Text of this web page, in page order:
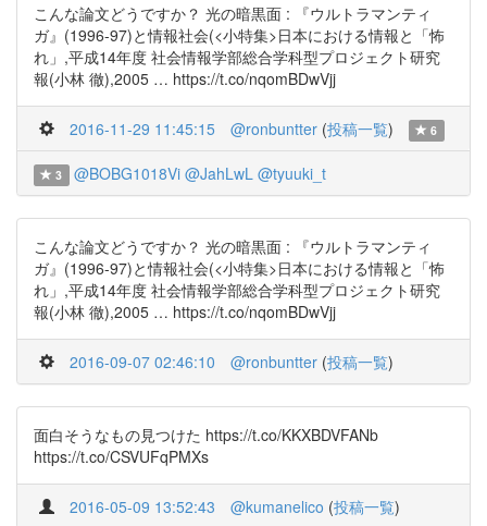
こんな論文どうですか？ 光の暗黒面 : 『ウルトラマンティ
ガ』(1996-97)と情報社会(<小特集>日本における情報と「怖
れ」,平成14年度 社会情報学部総合学科型プロジェクト研究
報(小林 徹),2005 … https://t.co/nqomBDwVjj
2016-11-29 11:45:15 @ronbuntter (投稿一覧) 6
3 @BOBG1018Vi @JahLwL @tyuuki_t
こんな論文どうですか？ 光の暗黒面 : 『ウルトラマンティ
ガ』(1996-97)と情報社会(<小特集>日本における情報と「怖
れ」,平成14年度 社会情報学部総合学科型プロジェクト研究
報(小林 徹),2005 … https://t.co/nqomBDwVjj
2016-09-07 02:46:10 @ronbuntter (投稿一覧)
面白そうなもの見つけた https://t.co/KKXBDVFANb
https://t.co/CSVUFqPMXs
2016-05-09 13:52:43 @kumanelico (投稿一覧)